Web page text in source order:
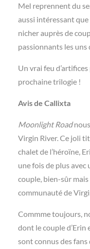
Mel reprennent du
aussi intéressant que
nicher auprès de
passionnants les uns
Un vrai feu
prochaine trilogie !
Avis de Callixta
Moonlight Road
Virgin River. Ce joli
chalet de l’héroïne,
une fois de plus avec
couple, bien-sûr
communauté de
Commme toujours,
dont le couple d’Erin
sont connus des